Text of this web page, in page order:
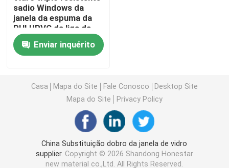
janela de deslizamento do upvc
Porta deslizante de UPVC
Janela de alumínio da ruptura térmica
Portas de alumínio da ruptura térmica
sadio Windows da
janela da espuma da
PHI UPVC da liga da
resina
Enviar inquérito
Casa Mapa do Site Fale Conosco
Desktop Site
Mapa do Site
Privacy Policy
China Substituição dobro da janela de vidro
supplier. Copyright © 2026 Shandong Honestar
new material co.,Ltd. All Rights Reserved.